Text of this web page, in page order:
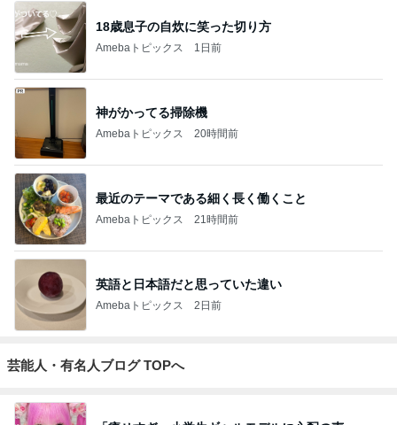
18歳息子の自炊に笑った切り方
Amebaトピックス 1日前
神がかってる掃除機
Amebaトピックス 20時間前
最近のテーマである細く長く働くこと
Amebaトピックス 21時間前
英語と日本語だと思っていた違い
Amebaトピックス 2日前
芸能人・有名人ブログ TOPへ